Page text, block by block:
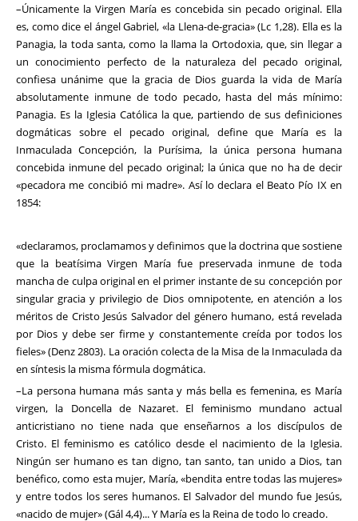
–Únicamente la Virgen María es concebida sin pecado original. Ella
es, como dice el ángel Gabriel, «la Llena-de-gracia» (Lc 1,28). Ella es la
Panagia, la toda santa, como la llama la Ortodoxia, que, sin llegar a
un conocimiento perfecto de la naturaleza del pecado original,
confiesa unánime que la gracia de Dios guarda la vida de María
absolutamente inmune de todo pecado, hasta del más mínimo:
Panagia. Es la Iglesia Católica la que, partiendo de sus definiciones
dogmáticas sobre el pecado original, define que María es la
Inmaculada Concepción, la Purísima, la única persona humana
concebida inmune del pecado original; la única que no ha de decir
«pecadora me concibió mi madre». Así lo declara el Beato Pío IX en
1854:
«declaramos, proclamamos y definimos que la doctrina que sostiene
que la beatísima Virgen María fue preservada inmune de toda
mancha de culpa original en el primer instante de su concepción por
singular gracia y privilegio de Dios omnipotente, en atención a los
méritos de Cristo Jesús Salvador del género humano, está revelada
por Dios y debe ser firme y constantemente creída por todos los
fieles» (Denz 2803). La oración colecta de la Misa de la Inmaculada da
en síntesis la misma fórmula dogmática.
–La persona humana más santa y más bella es femenina, es María
virgen, la Doncella de Nazaret. El feminismo mundano actual
anticristiano no tiene nada que enseñarnos a los discípulos de
Cristo. El feminismo es católico desde el nacimiento de la Iglesia.
Ningún ser humano es tan digno, tan santo, tan unido a Dios, tan
benéfico, como esta mujer, María, «bendita entre todas las mujeres»
y entre todos los seres humanos. El Salvador del mundo fue Jesús,
«nacido de mujer» (Gál 4,4)... Y María es la Reina de todo lo creado.